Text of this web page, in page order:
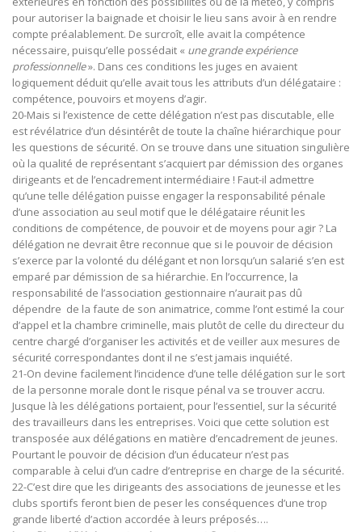
pour autoriser la baignade et choisir le lieu sans avoir à en rendre
compte préalablement. De surcroît, elle avait la compétence
nécessaire, puisqu’elle possédait « une grande expérience
professionnelle». Dans ces conditions les juges en avaient
logiquement déduit qu’elle avait tous les attributs d’un délégataire :
compétence, pouvoirs et moyens d’agir.
20-Mais si l’existence de cette délégation n’est pas discutable, elle
est révélatrice d’un désintérêt de toute la chaîne hiérarchique pour
les questions de sécurité. On se trouve dans une situation singulière
où la qualité de représentant s’acquiert par démission des organes
dirigeants et de l’encadrement intermédiaire ! Faut-il admettre
qu’une telle délégation puisse engager la responsabilité pénale
d’une association au seul motif que le délégataire réunit les
conditions de compétence, de pouvoir et de moyens pour agir ? La
délégation ne devrait être reconnue que si le pouvoir de décision
s’exerce par la volonté du délégant et non lorsqu’un salarié s’en est
emparé par démission de sa hiérarchie. En l’occurrence, la
responsabilité de l’association gestionnaire n’aurait pas dû
dépendre de la faute de son animatrice, comme l’ont estimé la cour
d’appel et la chambre criminelle, mais plutôt de celle du directeur du
centre chargé d’organiser les activités et de veiller aux mesures de
sécurité correspondantes dont il ne s’est jamais inquiété.
21-On devine facilement l’incidence d’une telle délégation sur le sort
de la personne morale dont le risque pénal va se trouver accru.
Jusque là les délégations portaient, pour l’essentiel, sur la sécurité
des travailleurs dans les entreprises. Voici que cette solution est
transposée aux délégations en matière d’encadrement de jeunes.
Pourtant le pouvoir de décision d’un éducateur n’est pas
comparable à celui d’un cadre d’entreprise en charge de la sécurité.
22-C’est dire que les dirigeants des associations de jeunesse et les
clubs sportifs feront bien de peser les conséquences d’une trop
grande liberté d’action accordée à leurs préposés….